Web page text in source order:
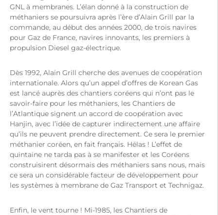
GNL à membranes. L’élan donné à la construction de
méthaniers se poursuivra après l’ère d’Alain Grill par la
commande, au début des années 2000, de trois navires
pour Gaz de France, navires innovants, les premiers à
propulsion Diesel gaz-électrique.
Dès 1992, Alain Grill cherche des avenues de coopération
internationale. Alors qu’un appel d’offres de Korean Gas
est lancé auprès des chantiers coréens qui n’ont pas le
savoir-faire pour les méthaniers, les Chantiers de
l’Atlantique signent un accord de coopération avec
Hanjin, avec l’idée de capturer indirectement une affaire
qu’ils ne peuvent prendre directement. Ce sera le premier
méthanier coréen, en fait français. Hélas ! L’effet de
quintaine ne tarda pas à se manifester et les Coréens
construisirent désormais des méthaniers sans nous, mais
ce sera un considérable facteur de développement pour
les systèmes à membrane de Gaz Transport et Technigaz.
Enfin, le vent tourne ! Mi-1985, les Chantiers de